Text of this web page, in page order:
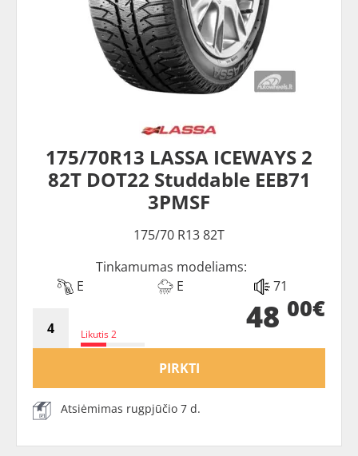
175/70R13 LASSA ICEWAYS 2
82T DOT22 Studdable EEB71
3PMSF
175/70 R13 82T
Tinkamumas modeliams:
E
E 71
Likutis 2 48 00€
PIRKTI
Atsiėmimas rugpjūčio 7 d.